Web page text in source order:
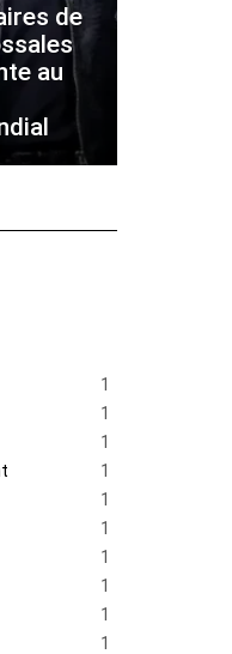
de
au
1
1
1
1
1
1
1
1
1
1